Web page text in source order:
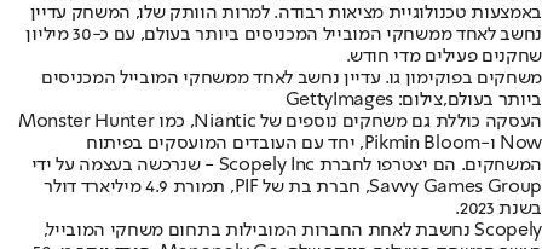
באמצעות טכנולוגיית מציאות רבודה. למרות הוותק שלו, המשחק עדיין
נחשב לאחד ממשחקי המובייל המכניסים ביותר בעולם, עם כ-30 מיליון
שחקנים פעילים מדי חודש.
משחקים בפוקימון גו. עדיין נחשב לאחד ממשחקי המובייל המכניסים
ביותר בעולם,צילום: GettyImages
העסקה כוללת גם משחקים נוספים של Niantic, כמו Monster Hunter
Now ו-Pikmin Bloom, יחד עם העובדים המועסקים בפיתוח
המשחקים. הם יצטרפו לחברת Scopely Inc - שנרכשה בעצמה על ידי
Savvy Games Group, חברת בת של PIF, תמורת 4.9 מיליארד דולר
בשנת 2023.
Scopely נחשבת לאחת החברות המובילות בתחום משחקי המובייל,